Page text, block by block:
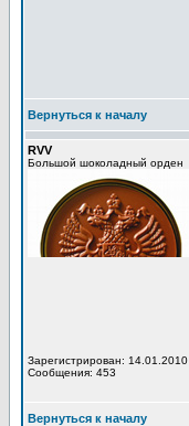
Вернуться к началу
RVV
Большой шоколадный орден
Зарегистрирован: 14.01.2010
Сообщения: 453
Вернуться к началу